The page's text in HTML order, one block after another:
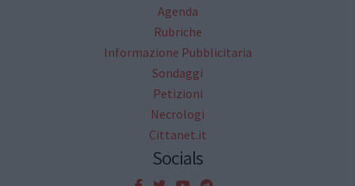
Agenda
Rubriche
Informazione Pubblicitaria
Sondaggi
Petizioni
Necrologi
Cittanet.it
Socials